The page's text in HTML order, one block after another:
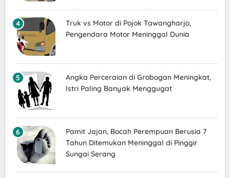
Truk vs Motor di Pojok Tawangharjo,
Pengendara Motor Meninggal Dunia
Angka Perceraian di Grobogan Meningkat,
Istri Paling Banyak Menggugat
Pamit Jajan, Bocah Perempuan Berusia 7
Tahun Ditemukan Meninggal di Pinggir
Sungai Serang